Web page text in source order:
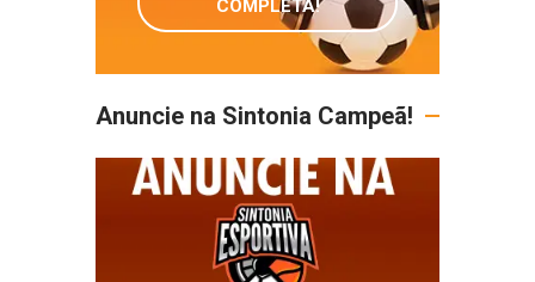
COMPLETA!
Anuncie na Sintonia Campeã!